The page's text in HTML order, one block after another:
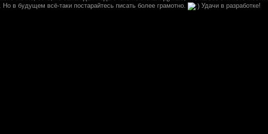
Но в будущем всё-таки постарайтесь писать более грамотно.
Удачи в разработке!